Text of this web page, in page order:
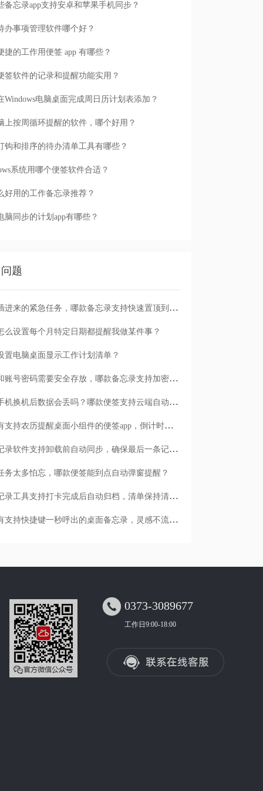
备忘录app支持安卓和苹果手机同步？
办事项管理软件哪个好？
捷的工作用便签 app 有哪些？
签软件的记录和提醒功能实用？
Windows电脑桌面完成周日历计划表添加？
上按周循环提醒的软件，哪个好用？
钩和排序的待办清单工具有哪些？
系统用哪个便签软件合适？
好用的工作备忘录推荐？
脑同步的计划app有哪些？
题
临时插进来的紧急任务，哪款备忘录支持快速置顶到清单首位？
么设置每个月特定日期都提醒我做某件事？
置电脑桌面显示工作计划清单？
日记和账号密码需要安全存放，哪款备忘录支持加密保护？
安卓手机换机后数据会丢吗？哪款便签支持云端自动备份？
有没有支持农历提醒桌面小组件的便签app，倒计时一目了然
哪款记录软件支持卸载前自动同步，确保最后一条记录不丢失？
务太多怕忘，哪款便签能到点自动弹窗提醒？
哪款记录工具支持打卡完成后自动归档，清单保持清爽？
有没有支持快捷键一秒呼出的桌面备忘录，灵感不流失？
 0373-3089677
工作日9:00-18:00